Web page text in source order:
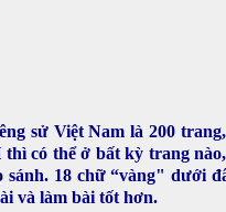
sử Việt Nam là 200
có thể ở bất kỳ trang
sánh. 18 chữ “vàng" dưới
và làm bài tốt hơn.